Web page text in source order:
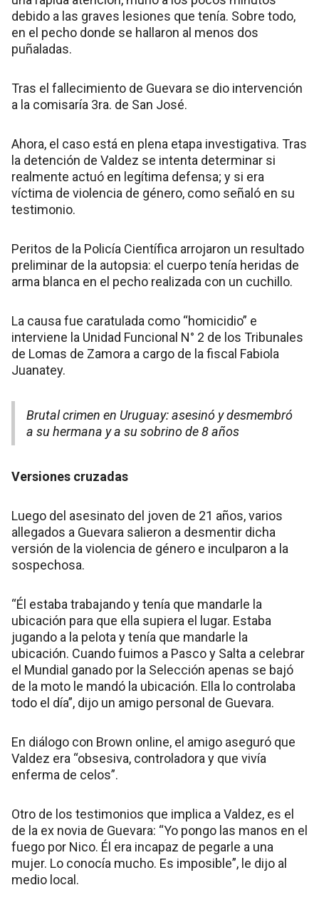
debido a las graves lesiones que tenía. Sobre todo,
en el pecho donde se hallaron al menos dos
puñaladas.
Tras el fallecimiento de Guevara se dio intervención
a la comisaría 3ra. de San José.
Ahora, el caso está en plena etapa investigativa. Tras
la detención de Valdez se intenta determinar si
realmente actuó en legítima defensa; y si era
víctima de violencia de género, como señaló en su
testimonio.
Peritos de la Policía Científica arrojaron un resultado
preliminar de la autopsia: el cuerpo tenía heridas de
arma blanca en el pecho realizada con un cuchillo.
La causa fue caratulada como “homicidio” e
interviene la Unidad Funcional N° 2 de los Tribunales
de Lomas de Zamora a cargo de la fiscal Fabiola
Juanatey.
Brutal crimen en Uruguay: asesinó y desmembró
a su hermana y a su sobrino de 8 años
Versiones cruzadas
Luego del asesinato del joven de 21 años, varios
allegados a Guevara salieron a desmentir dicha
versión de la violencia de género e inculparon a la
sospechosa.
“Él estaba trabajando y tenía que mandarle la
ubicación para que ella supiera el lugar. Estaba
jugando a la pelota y tenía que mandarle la
ubicación. Cuando fuimos a Pasco y Salta a celebrar
el Mundial ganado por la Selección apenas se bajó
de la moto le mandó la ubicación. Ella lo controlaba
todo el día”, dijo un amigo personal de Guevara.
En diálogo con Brown online, el amigo aseguró que
Valdez era “obsesiva, controladora y que vivía
enferma de celos”.
Otro de los testimonios que implica a Valdez, es el
de la ex novia de Guevara: “Yo pongo las manos en el
fuego por Nico. Él era incapaz de pegarle a una
mujer. Lo conocía mucho. Es imposible”, le dijo al
medio local.